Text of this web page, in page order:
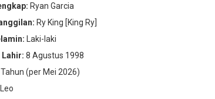
Ryan Garcia
Ry King [King Ry]
Laki-laki
Lahir: 8 Agustus 1998
(per Mei 2026)
Leo